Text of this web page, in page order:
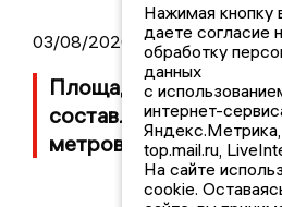
03/08/2026 14:13
Площадь пожара на
составляет 100 тысяч
метров
Нажимая кнопку
даете согласие
обработку
данных
с
интернет-
Яндекс.Метрика,
top.mail.ru,
На сайте
cookie.